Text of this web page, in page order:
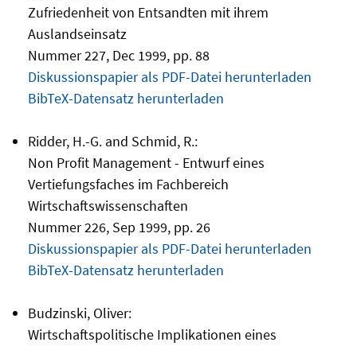
Zufriedenheit von Entsandten mit ihrem
Auslandseinsatz
Nummer 227, Dec 1999, pp. 88
Diskussionspapier als PDF-Datei herunterladen
BibTeX-Datensatz herunterladen
Ridder, H.-G. and Schmid, R.:
Non Profit Management - Entwurf eines
Vertiefungsfaches im Fachbereich
Wirtschaftswissenschaften
Nummer 226, Sep 1999, pp. 26
Diskussionspapier als PDF-Datei herunterladen
BibTeX-Datensatz herunterladen
Budzinski, Oliver:
Wirtschaftspolitische Implikationen eines